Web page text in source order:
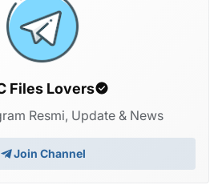
Files Lovers
Resmi, Update & News
Join Channel